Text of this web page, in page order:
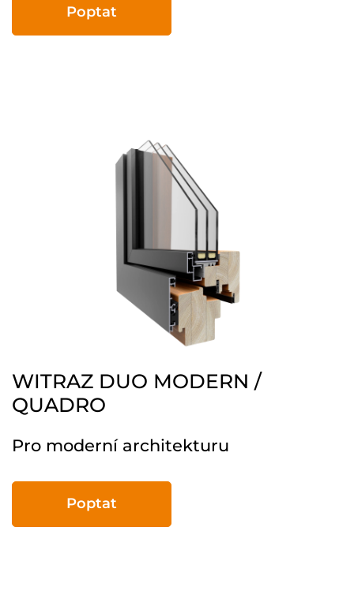
Poptat
WITRAZ DUO MODERN /
QUADRO
Pro moderní architekturu
Poptat